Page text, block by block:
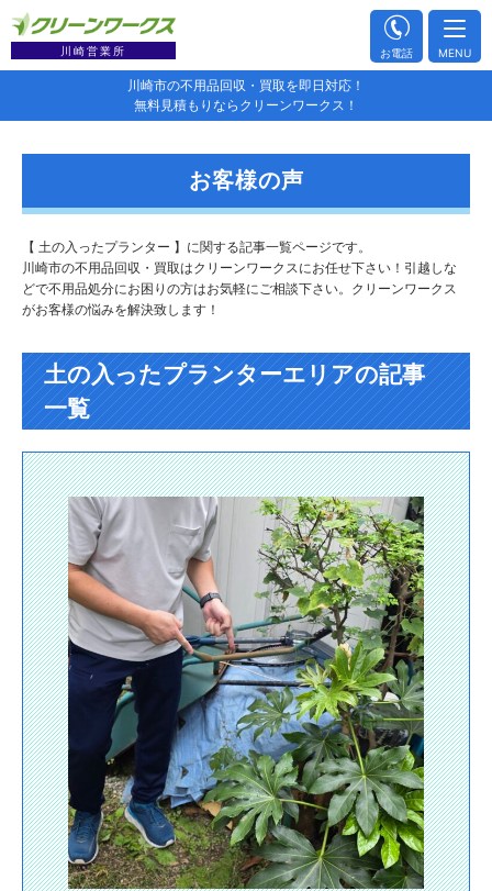
川崎市の不用品回収・買取を即日対応！
無料見積もりならクリーンワークス！
川崎営業所 お電話 MENU
お客様の声
【 土の入ったプランター 】に関する記事一覧ページです。
川崎市の不用品回収・買取はクリーンワークスにお任せ下さい！引越しな
どで不用品処分にお困りの方はお気軽にご相談下さい。クリーンワークス
がお客様の悩みを解決致します！
土の入ったプランターエリアの記事
一覧